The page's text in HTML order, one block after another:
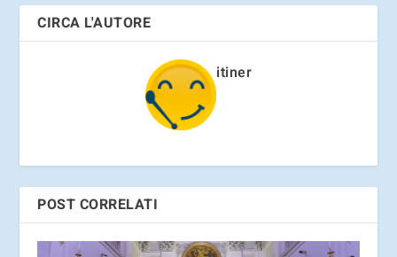
CIRCA L'AUTORE
itiner
POST CORRELATI